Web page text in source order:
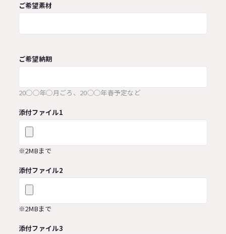
ご希望素材
ご希望納期
20◯◯年◯月ごろ、20◯◯年春予定など
添付ファイル1
※2MBまで
添付ファイル2
※2MBまで
添付ファイル3